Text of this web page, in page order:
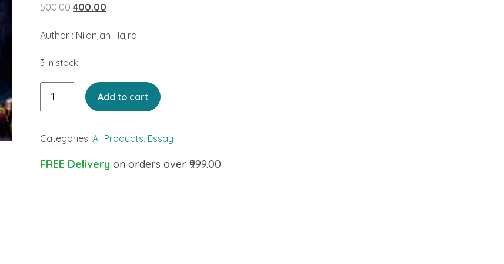
500.00 Original
was:
400.00
is:
Author : Nilanjan Hajra
3 in stock
Add to cart
Categories: All Products, Essay
FREE Delivery on orders over ₹999.00